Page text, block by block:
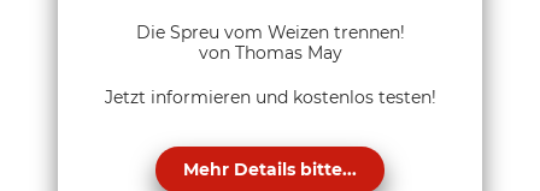
Die Spreu vom Weizen trennen!
von Thomas May
Jetzt informieren und kostenlos testen!
Mehr Details bitte...